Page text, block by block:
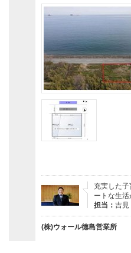
充実した
ートな生
担当： 吉
(株)ウォール徳島営業所